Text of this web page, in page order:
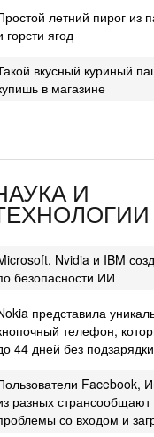
летний пирог из
горсти ягод
вкусный куриный
в магазине
И
Nvidia и IBM
безопасности ИИ
представила
телефон,
44 дней без подзарядки
Facebook,
разных странсообщают
со входом и